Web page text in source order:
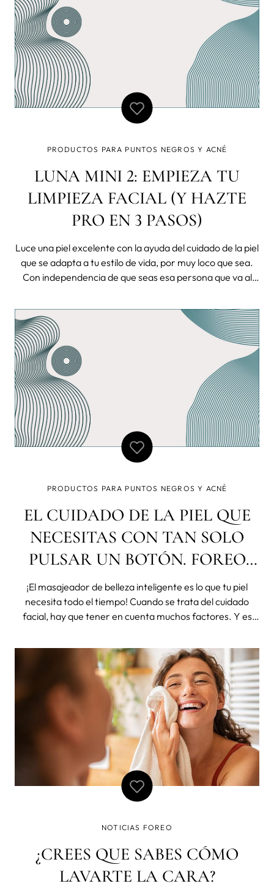
PRODUCTOS PARA PUNTOS NEGROS Y ACNÉ
LUNA MINI 2: EMPIEZA TU
LIMPIEZA FACIAL (Y HAZTE
PRO EN 3 PASOS)
Luce una piel excelente con la ayuda del cuidado de la piel
que se adapta a tu estilo de vida, por muy loco que sea.
Con independencia de que seas esa persona que va al
por la ensalada de quinua u otra que devora comida china
PRODUCTOS PARA PUNTOS NEGROS Y ACNÉ
EL CUIDADO DE LA PIEL QUE
NECESITAS CON TAN SOLO
PULSAR UN BOTÓN. FOREO
LUNA FOFO
¡El masajeador de belleza inteligente es lo que tu piel
necesita todo el tiempo! Cuando se trata del cuidado
facial, hay que tener en cuenta muchos factores. Y es
tus genes, sino que también se ve afectada por el
ambiente; por ejemplo, p
NOTICIAS FOREO
¿CREES QUE SABES CÓMO
LAVARTE LA CARA?